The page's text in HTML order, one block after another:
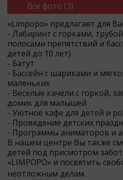
Все фото (3)
«Limpopo» предлагает для
- Лабиринт с горками,
полосами препятствий и
детей до 10 лет)
- Батут
- Бассейн с шариками и
маленьких
- Веселые качели с горкой,
домик для малышей
- Уютное кафе для детей и
- Проведение детских
- Программы аниматоров и
В нашем центре Вы также
детей под присмотром
«LIMPOPO» и посвятить
неотложным делам.